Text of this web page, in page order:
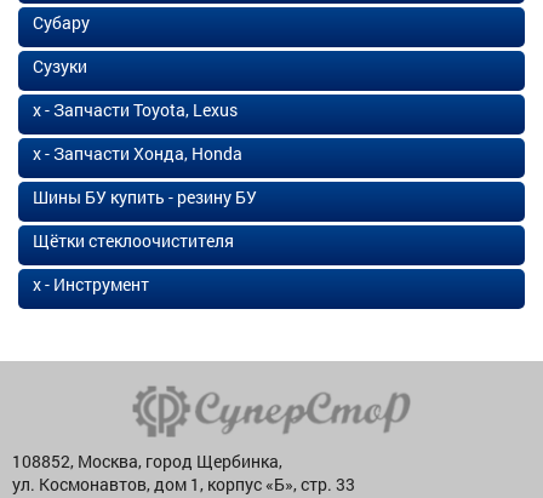
Субару
Сузуки
х - Запчасти Toyota, Lexus
х - Запчасти Хонда, Honda
Шины БУ купить - резину БУ
Щётки стеклоочистителя
х - Инструмент
108852, Москва, город Щербинка,
ул. Космонавтов, дом 1, корпус «Б», стр. 33